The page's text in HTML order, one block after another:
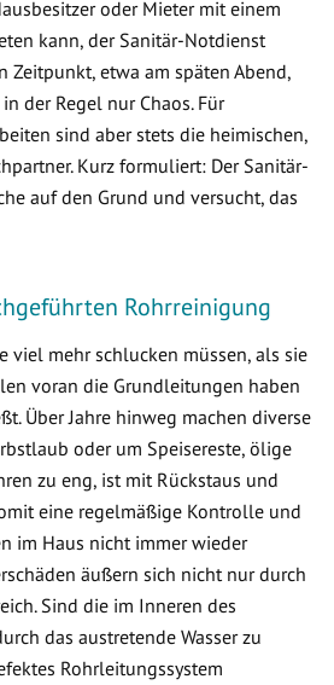
oder Mieter mit einem
kann, der Sanitär-Notdienst
Zeitpunkt, etwa am späten Abend,
der Regel nur Chaos. Für
sind aber stets die heimischen,
Kurz formuliert: Der Sanitär-
auf den Grund und versucht, das
Rohrreinigung
viel mehr schlucken müssen, als sie
voran die Grundleitungen haben
Über Jahre hinweg machen diverse
oder um Speisereste, ölige
zu eng, ist mit Rückstaus und
eine regelmäßige Kontrolle und
im Haus nicht immer wieder
äußern sich nicht nur durch
Sind die im Inneren des
das austretende Wasser zu
Rohrleitungssystem